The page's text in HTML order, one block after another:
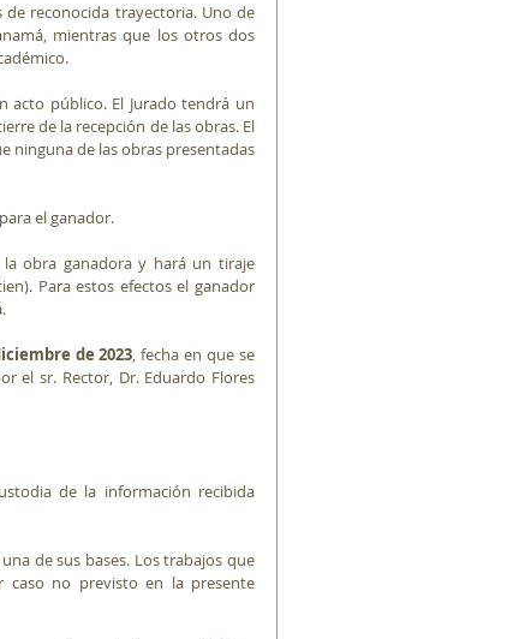
reconocida trayectoria. Uno de
mientras que los otros dos
de la recepción de las obras. El
ninguna de las obras presentadas
el ganador.
obra ganadora y hará un tiraje
Para estos efectos el ganador
de 2023, fecha en que se
el sr. Rector, Dr. Eduardo Flores
de la información recibida
de sus bases. Los trabajos que
caso no previsto en la presente